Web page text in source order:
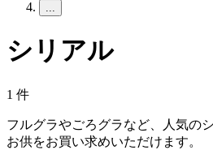
...
シリアル
1 件
フルグラやごろグラなど、人気の
お供をお買い求めいただけます。